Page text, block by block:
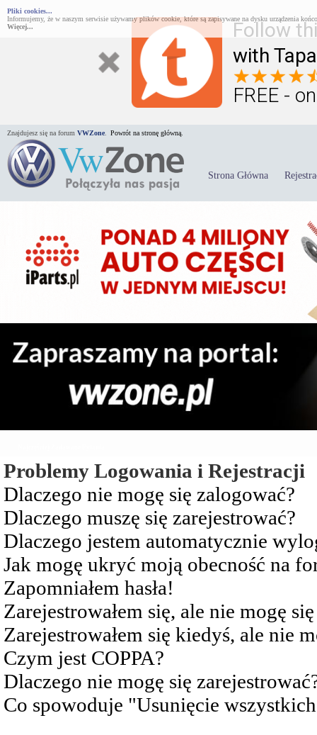
Follow
with
FREE -
Pliki cookies...
Informujemy, że w naszym serwisie używamy plików cookie, które są zapisywane na dysku urządzenia
Więcej...
Znajdujesz się na forum VWZone Powrót na stronę główną.
Strona Główna
Problemy Logowania i Rejestracji
Dlaczego nie mogę się zalogować?
Dlaczego muszę się zarejestrować?
Dlaczego jestem automatycznie
Jak mogę ukryć moją obecność na
Zapomniałem hasła!
Zarejestrowałem się, ale nie mogę
Zarejestrowałem się kiedyś, ale nie
Czym jest COPPA?
Dlaczego nie mogę się
Co spowoduje "Usunięcie